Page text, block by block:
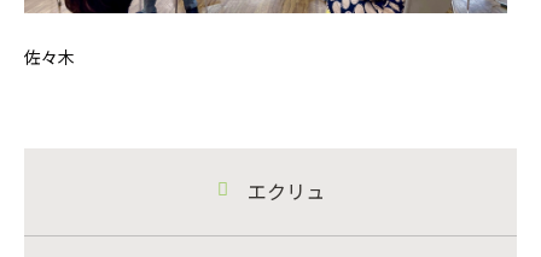
佐々木
エクリュ